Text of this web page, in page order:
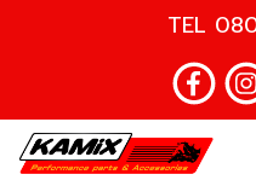
TEL